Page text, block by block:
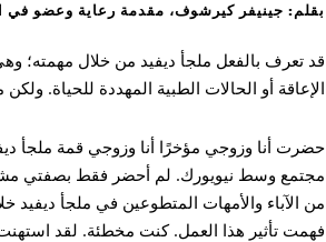
بقلم: جينيفر كيرشوف، مقدمة رعاية وعضو في
قد تعرف بالفعل ملجأ ديفيد من خلال مهمته؛
الإعاقة أو الحالات الطبية المهددة للحياة.
حضرت أنا وزوجي مؤخرًا أنا وزوجي قمة ملجأ
مجتمع وسط نيويورك. لم أحضر فقط بصفتي
من الآباء والأمهات المتطوعين في ملجأ ديفيد
فهمت تأثير هذا العمل. كنت مخطئة. لقد